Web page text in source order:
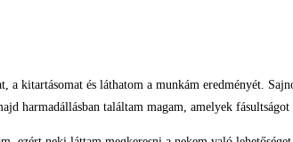
kitartásomat és láthatom a munkám eredményét.
harmadállásban találtam magam, amelyek